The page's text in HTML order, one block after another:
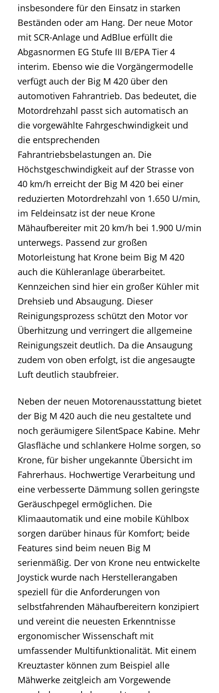
insbesondere für den Einsatz in starken
Beständen oder am Hang. Der neue Motor
mit SCR-Anlage und AdBlue erfüllt die
Abgasnormen EG Stufe III B/EPA Tier 4
interim. Ebenso wie die Vorgängermodelle
verfügt auch der Big M 420 über den
automotiven Fahrantrieb. Das bedeutet, die
Motordrehzahl passt sich automatisch an
die vorgewählte Fahrgeschwindigkeit und
die entsprechenden
Fahrantriebsbelastungen an. Die
Höchstgeschwindigkeit auf der Strasse von
40 km/h erreicht der Big M 420 bei einer
reduzierten Motordrehzahl von 1.650 U/min,
im Feldeinsatz ist der neue Krone
Mähaufbereiter mit 20 km/h bei 1.900 U/min
unterwegs. Passend zur großen
Motorleistung hat Krone beim Big M 420
auch die Kühleranlage überarbeitet.
Kennzeichen sind hier ein großer Kühler mit
Drehsieb und Absaugung. Dieser
Reinigungsprozess schützt den Motor vor
Überhitzung und verringert die allgemeine
Reinigungszeit deutlich. Da die Ansaugung
zudem von oben erfolgt, ist die angesaugte
Luft deutlich staubfreier.
Neben der neuen Motorenausstattung bietet
der Big M 420 auch die neu gestaltete und
noch geräumigere SilentSpace Kabine. Mehr
Glasfläche und schlankere Holme sorgen, so
Krone, für bisher ungekannte Übersicht im
Fahrerhaus. Hochwertige Verarbeitung und
eine verbesserte Dämmung sollen geringste
Geräuschpegel ermöglichen. Die
Klimaautomatik und eine mobile Kühlbox
sorgen darüber hinaus für Komfort; beide
Features sind beim neuen Big M
serienmäßig. Der von Krone neu entwickelte
Joystick wurde nach Herstellerangaben
speziell für die Anforderungen von
selbstfahrenden Mähaufbereitern konzipiert
und vereint die neuesten Erkenntnisse
ergonomischer Wissenschaft mit
umfassender Multifunktionalität. Mit einem
Kreuztaster können zum Beispiel alle
Mähwerke zeitgleich am Vorgewende